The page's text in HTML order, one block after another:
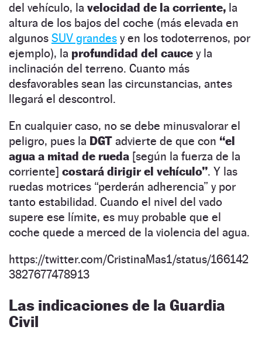
del vehículo, la velocidad de la corriente, la
altura de los bajos del coche (más elevada en
algunos SUV grandes y en los todoterrenos, por
ejemplo), la profundidad del cauce y la
inclinación del terreno. Cuanto más
desfavorables sean las circunstancias, antes
llegará el descontrol.
En cualquier caso, no se debe minusvalorar el
peligro, pues la DGT advierte de que con “el
agua a mitad de rueda [según la fuerza de la
corriente] costará dirigir el vehículo”. Y las
ruedas motrices “perderán adherencia” y por
tanto estabilidad. Cuando el nivel del vado
supere ese límite, es muy probable que el
coche quede a merced de la violencia del agua.
https://twitter.com/CristinaMas1/status/166142
3827677478913
Las indicaciones de la Guardia
Civil